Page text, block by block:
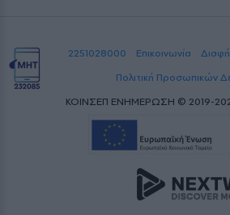
2251028000 Επικοινωνία
Πολιτική Προσωπικών
ΚΟΙΝΣΕΠ ΕΝΗΜΕΡΩΣΗ © 2019-